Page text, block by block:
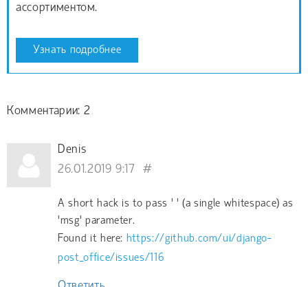
ассортиментом.
Узнать подробнее
Комментарии: 2
Denis
26.01.2019 9:17
#
A short hack is to pass ' ' (a single whitespace) as
'msg' parameter.
Found it here: https://github.com/ui/django-
post_office/issues/116